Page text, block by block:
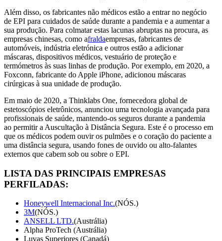
Além disso, os fabricantes não médicos estão a entrar no negócio
de EPI para cuidados de saúde durante a pandemia e a aumentar a
sua produção. Para colmatar estas lacunas abruptas na procura, as
empresas chinesas, como afraldaempresas, fabricantes de
automóveis, indústria eletrónica e outros estão a adicionar
máscaras, dispositivos médicos, vestuário de proteção e
termómetros às suas linhas de produção. Por exemplo, em 2020, a
Foxconn, fabricante do Apple iPhone, adicionou máscaras
cirúrgicas à sua unidade de produção.
Em maio de 2020, a Thinklabs One, fornecedora global de
estetoscópios eletrônicos, anunciou uma tecnologia avançada para
profissionais de saúde, mantendo-os seguros durante a pandemia
ao permitir a Auscultação à Distância Segura. Este é o processo em
que os médicos podem ouvir os pulmões e o coração do paciente a
uma distância segura, usando fones de ouvido ou alto-falantes
externos que cabem sob ou sobre o EPI.
LISTA DAS PRINCIPAIS EMPRESAS
PERFILADAS:
Honeywell Internacional Inc.(NÓS.)
3M(NÓS.)
ANSELL LTD.(Austrália)
Alpha ProTech (Austrália)
Luvas Superiores (Canadá)